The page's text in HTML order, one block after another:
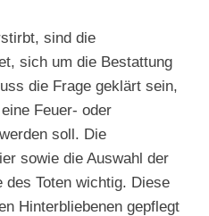
sind die
sich um die Bestattung
die Frage geklärt sein,
Feuer- oder
soll. Die
sowie die Auswahl der
Toten wichtig. Diese
Hinterbliebenen gepflegt